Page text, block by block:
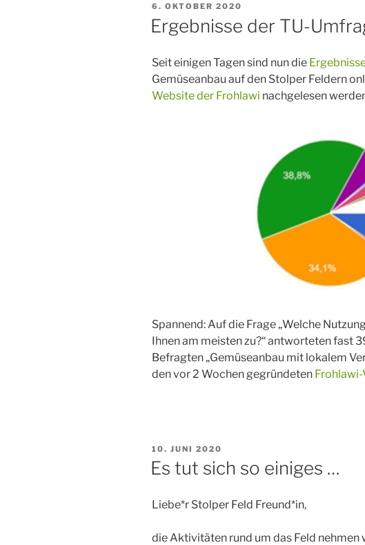
VERÖFFENTLICHT
AM
6. OKTOBER 2020
Ergebnisse der TU-
Seit einigen Tagen sind nun die
Gemüseanbau auf den Stolper Feldern
Website der Frohlawi nachgelesen
Spannend: Auf die Frage „Welche
Ihnen am meisten zu?“ antworteten fast
Befragten „Gemüseanbau mit lokalem
den vor 2 Wochen gegründeten Frohlawi-
VERÖFFENTLICHT
AM
10. JUNI 2020
Es tut sich so einiges …
Liebe*r Stolper Feld Freund*in,
die Aktivitäten rund um das Feld nehmen